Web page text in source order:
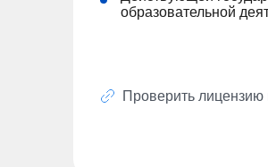
образовательной
Проверить лицензию